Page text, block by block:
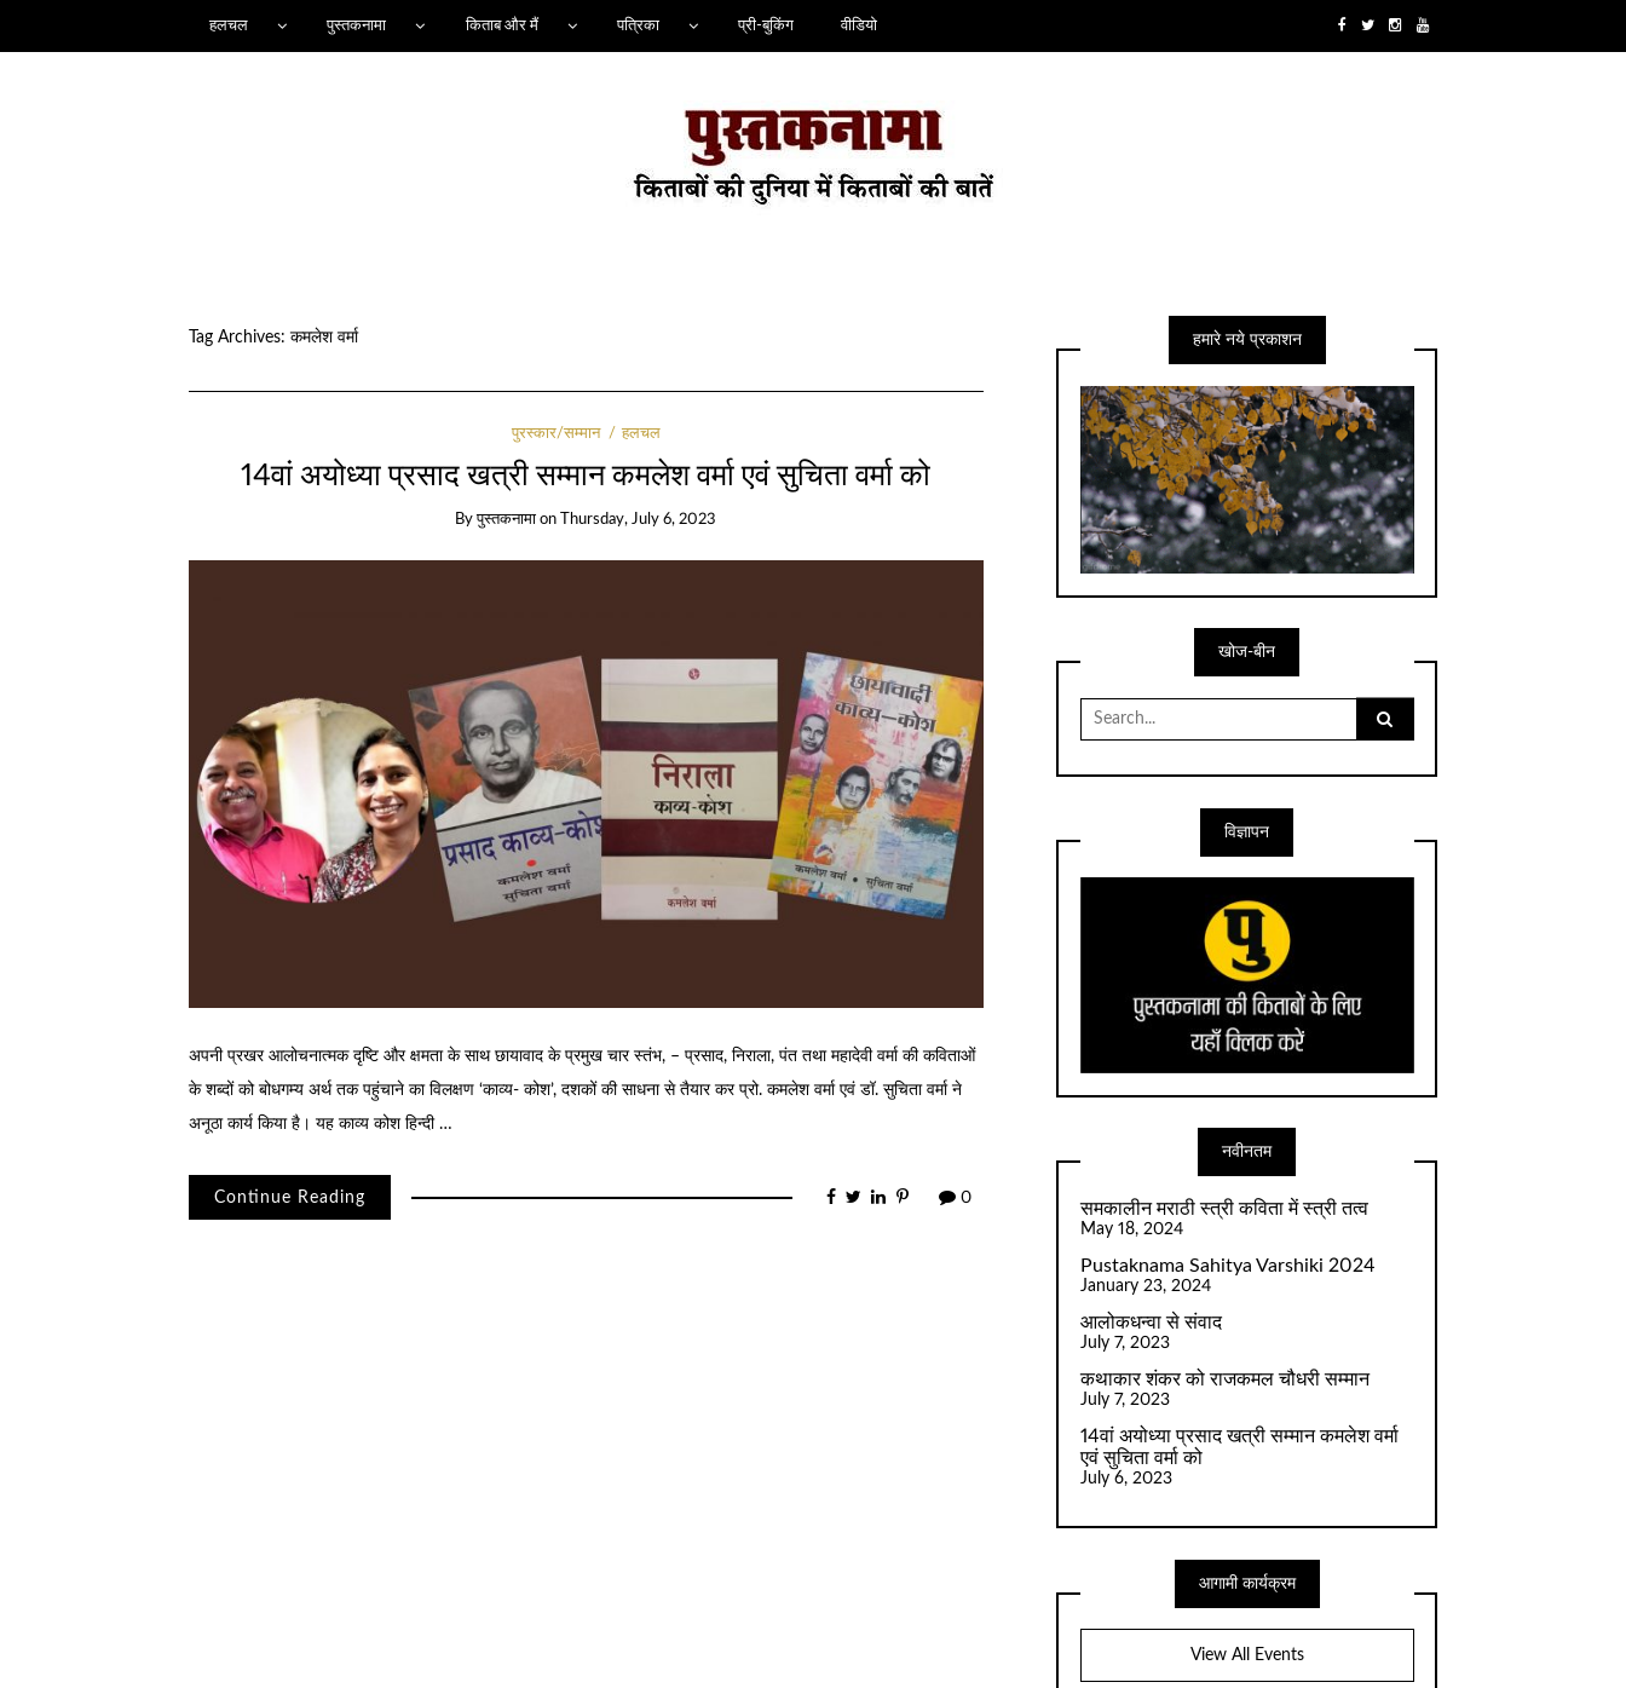
हलचल पुस्तकनामा किताब और मैं पत्रिका प्री-बुकिंग वीडियो
Tag Archives: कमलेश वर्मा
पुरस्कार/सम्मान हलचल
14वां अयोध्या प्रसाद खत्री सम्मान कमलेश वर्मा एवं सुचिता वर्मा को
Byपुस्तकनामा on Thursday, July 6, 2023
अपनी प्रखर आलोचनात्मक दृष्टि और क्षमता के साथ छायावाद के प्रमुख चार स्तंभ, – प्रसाद, निराला, पंत तथा महादेवी वर्मा की कविताओं
के शब्दों को बोधगम्य अर्थ तक पहुंचाने का विलक्षण ‘काव्य- कोश’, दशकों की साधना से तैयार कर प्रो. कमलेश वर्मा एवं डॉ. सुचिता वर्मा ने
अनूठा कार्य किया है। यह काव्य कोश हिन्दी …
Continue Reading 0
हमारे नये प्रकाशन
खोज-बीन
Search
for:
विज्ञापन
नवीनतम
समकालीन मराठी स्त्री कविता में स्त्री तत्व
May 18, 2024
Pustaknama Sahitya Varshiki 2024
January 23, 2024
आलोकधन्वा से संवाद
July 7, 2023
कथाकार शंकर को राजकमल चौधरी सम्मान
July 7, 2023
14वां अयोध्या प्रसाद खत्री सम्मान कमलेश वर्मा
एवं सुचिता वर्मा को
July 6, 2023
आगामी कार्यक्रम
View All Events